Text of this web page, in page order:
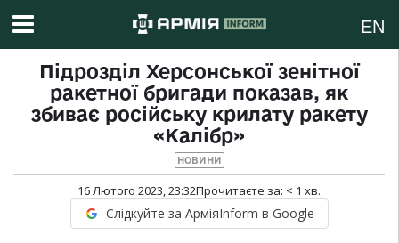
EN
Підрозділ Херсонської зенітної
ракетної бригади показав, як
збиває російську крилату ракету
«Калібр»
НОВИНИ
16 Лютого 2023, 23:32Прочитаєте за: < 1 хв.
Слідкуйте за АрміяInform в Google